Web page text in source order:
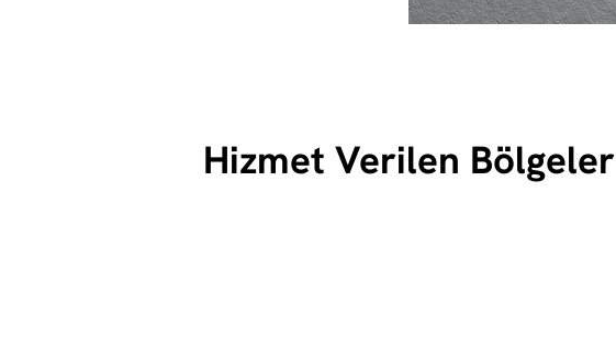
Hizmet Verilen Bölgeler